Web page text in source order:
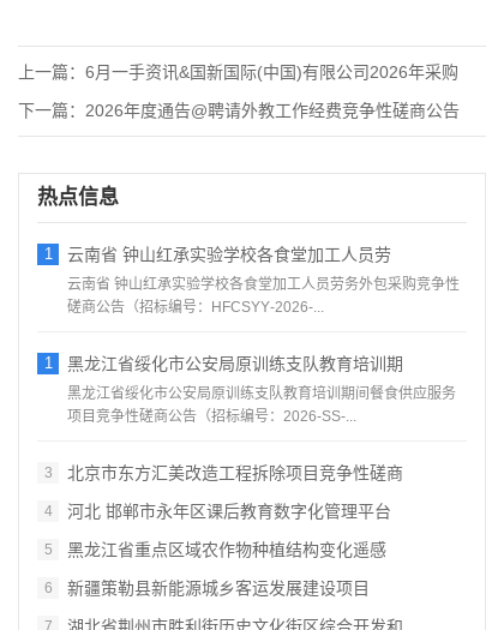
上一篇： 6月一手资讯&国新国际(中国)有限公司2026年采购
下一篇： 2026年度通告@聘请外教工作经费竞争性磋商公告
热点信息
1 云南省 钟山红承实验学校各食堂加工人员劳
云南省 钟山红承实验学校各食堂加工人员劳务外包采购竞争性
磋商公告（招标编号：HFCSYY‑2026‑...
1 黑龙江省绥化市公安局原训练支队教育培训期
黑龙江省绥化市公安局原训练支队教育培训期间餐食供应服务
项目竞争性磋商公告（招标编号：2026‑SS‑...
3 北京市东方汇美改造工程拆除项目竞争性磋商
4 河北 邯郸市永年区课后教育数字化管理平台
5 黑龙江省重点区域农作物种植结构变化遥感
6 新疆策勒县新能源城乡客运发展建设项目
7